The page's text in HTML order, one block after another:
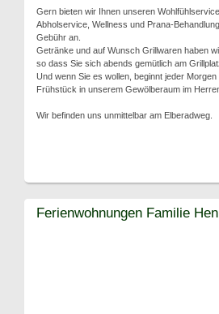
Gern bieten wir Ihnen unseren
Abholservice, Wellness und Prana-
Gebühr an.
Getränke und auf Wunsch Grillwaren haben
so dass Sie sich abends gemütlich am
Und wenn Sie es wollen, beginnt jeder
Frühstück in unserem Gewölberaum im
Wir befinden uns unmittelbar am Elberadweg.
Ferienwohnungen Familie